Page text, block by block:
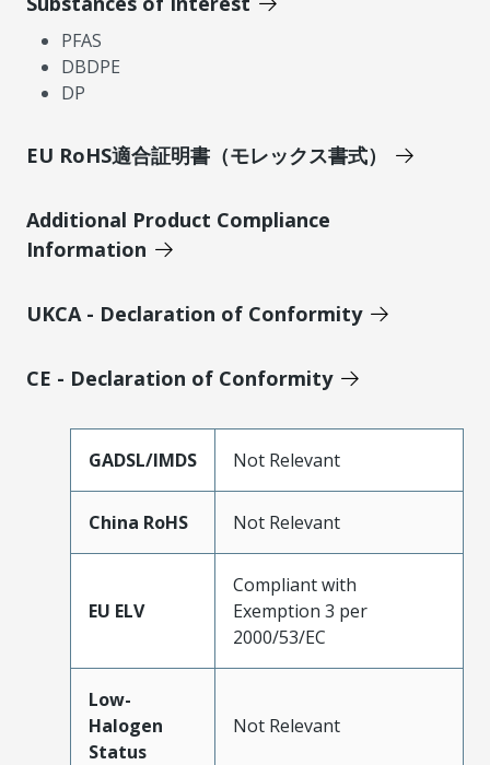
PFAS
DBDPE
DP
EU RoHS適合証明書（モレックス書式）
Additional Product Compliance
Information
UKCA - Declaration of Conformity
CE - Declaration of Conformity
GADSL/IMDS Not Relevant
China RoHS Not Relevant
EU ELV
Compliant with
Exemption 3 per
2000/53/EC
Low-
Halogen
Status
Not Relevant